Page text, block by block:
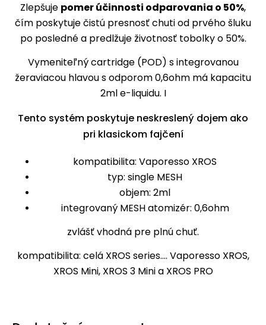
Zlepšuje pomer účinnosti odparovania o 50%,
čím poskytuje čistú presnosť chuti od prvého šluku
po posledné a predlžuje životnosť tobolky o 50%.
Vymeniteľný cartridge (POD) s integrovanou
žeraviacou hlavou s odporom 0,6ohm má kapacitu
2ml e-liquidu. I
Tento systém poskytuje neskreslený dojem ako
pri klasickom fajčení
kompatibilita: Vaporesso XROS
typ: single MESH
objem: 2ml
integrovaný MESH atomizér: 0,6ohm
zvlášť vhodná pre plnú chuť.
kompatibilita: celá XROS series.... Vaporesso XROS,
XROS Mini, XROS 3 Mini a XROS PRO